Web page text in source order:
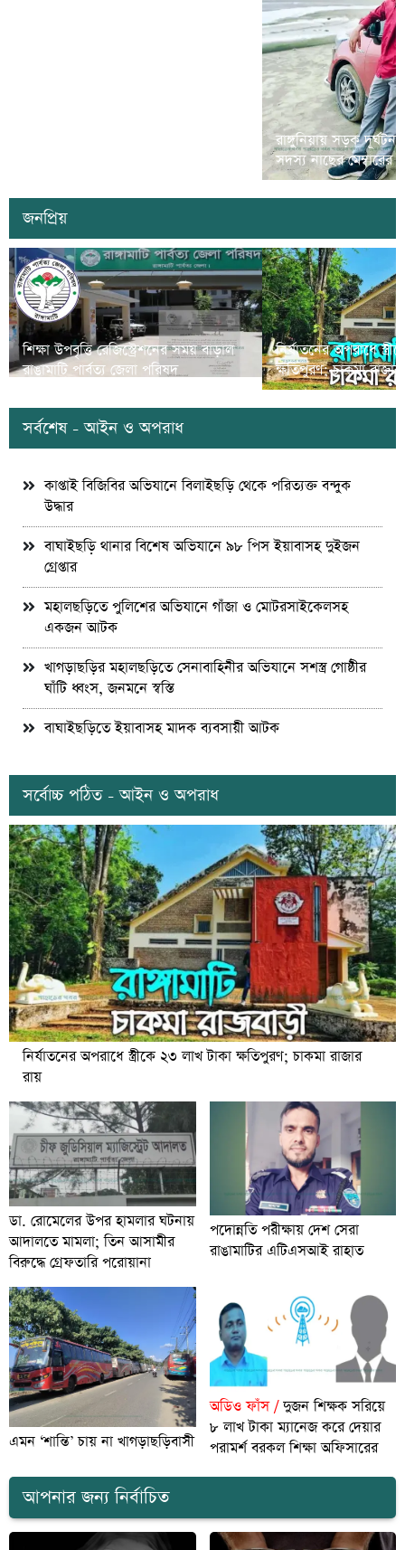
রাঙ্গুনিয়ায় সড়ক
সদস্য নাছের মেম্বারের
জনপ্রিয়
শিক্ষা উপবৃত্তি রেজিস্ট্রেশনের সময় বাড়াল
রাঙামাটি পার্বত্য জেলা পরিষদ
নির্যাতনের অপরাধে
ক্ষতিপুরণ; চাকমা
সর্বশেষ - আইন ও অপরাধ
কাপ্তাই বিজিবির অভিযানে বিলাইছড়ি থেকে পরিত্যক্ত বন্দুক
উদ্ধার
বাঘাইছড়ি থানার বিশেষ অভিযানে ৯৮ পিস ইয়াবাসহ দুইজন
গ্রেপ্তার
মহালছড়িতে পুলিশের অভিযানে গাঁজা ও মোটরসাইকেলসহ
একজন আটক
খাগড়াছড়ির মহালছড়িতে সেনাবাহিনীর অভিযানে সশস্ত্র গোষ্ঠীর
ঘাঁটি ধ্বংস, জনমনে স্বস্তি
বাঘাইছড়িতে ইয়াবাসহ মাদক ব্যবসায়ী আটক
সর্বোচ্চ পঠিত - আইন ও অপরাধ
নির্যাতনের অপরাধে স্ত্রীকে ২৩ লাখ টাকা ক্ষতিপুরণ; চাকমা রাজার
রায়
ডা. রোমেলের উপর হামলার ঘটনায়
আদালতে মামলা; তিন আসামীর
বিরুদ্ধে গ্রেফতারি পরোয়ানা
পদোন্নতি পরীক্ষায় দেশ সেরা
রাঙামাটির এটিএসআই রাহাত
এমন ‘শান্তি’ চায় না খাগড়াছড়িবাসী
অডিও ফাঁস /দুজন শিক্ষক সরিয়ে
৮ লাখ টাকা ম্যানেজ করে দেয়ার
পরামর্শ বরকল শিক্ষা অফিসারের
আপনার জন্য নির্বাচিত